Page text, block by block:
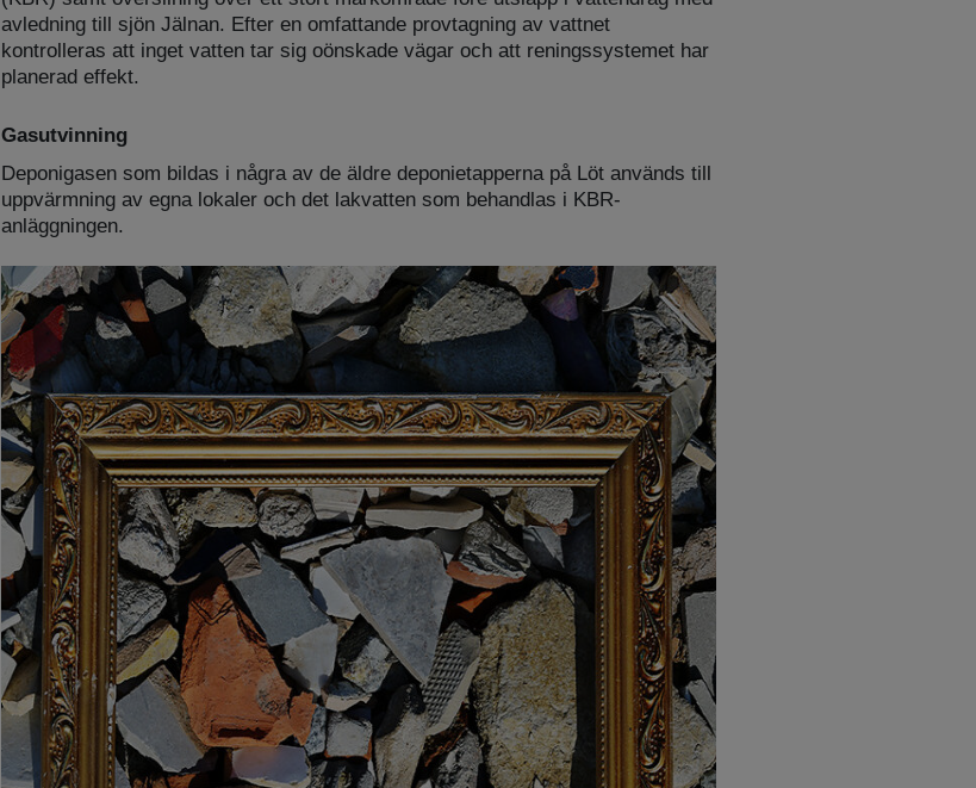
avledning till sjön Jälnan. Efter en omfattande provtagning av vattnet
kontrolleras att inget vatten tar sig oönskade vägar och att reningssystemet har
planerad effekt.
Gasutvinning
Deponigasen som bildas i några av de äldre deponietapperna på Löt används till
uppvärmning av egna lokaler och det lakvatten som behandlas i KBR-
anläggningen.